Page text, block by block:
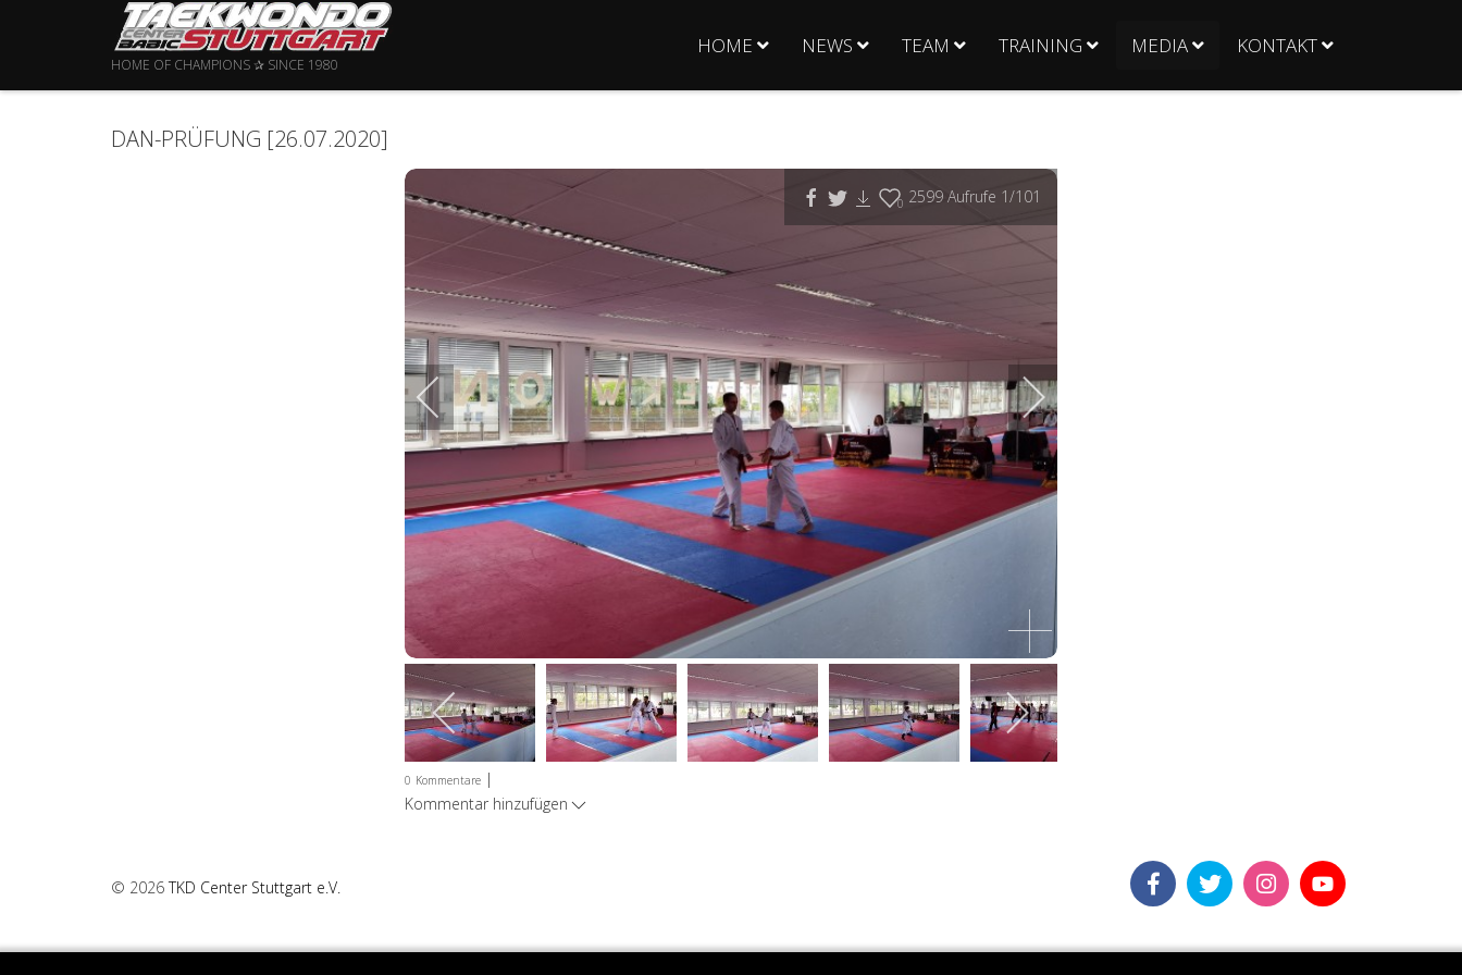
HOME OF CHAMPIONS ✰ SINCE 1980
HOME NEWS TEAM TRAINING MEDIA KONTAKT
DAN-PRÜFUNG [26.07.2020]
0 2599 Aufrufe 1/101
0 Kommentare |
Kommentar hinzufügen
© 2026TKD Center Stuttgart e.V.